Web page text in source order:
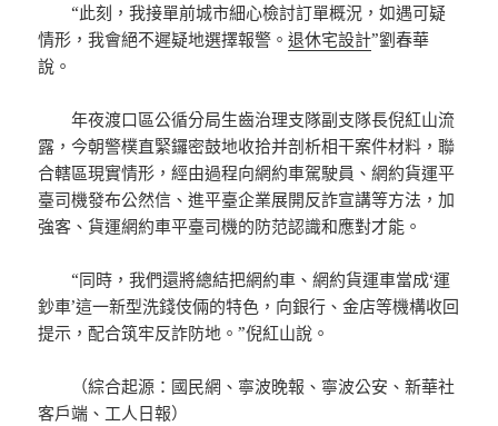
“此刻，我接單前城市細心檢討訂單概況，如遇可疑
情形，我會絕不遲疑地選擇報警。退休宅設計”劉春華
說。
年夜渡口區公循分局生齒治理支隊副支隊長倪紅山流
露，今朝警樸直緊鑼密鼓地收拾并剖析相干案件材料，聯
合轄區現實情形，經由過程向網約車駕駛員、網約貨運平
臺司機發布公然信、進平臺企業展開反詐宣講等方法，加
強客、貨運網約車平臺司機的防范認識和應對才能。
“同時，我們還將總結把網約車、網約貨運車當成‘運
鈔車’這一新型洗錢伎倆的特色，向銀行、金店等機構收回
提示，配合筑牢反詐防地。”倪紅山說。
（綜合起源：國民網、寧波晚報、寧波公安、新華社
客戶端、工人日報）